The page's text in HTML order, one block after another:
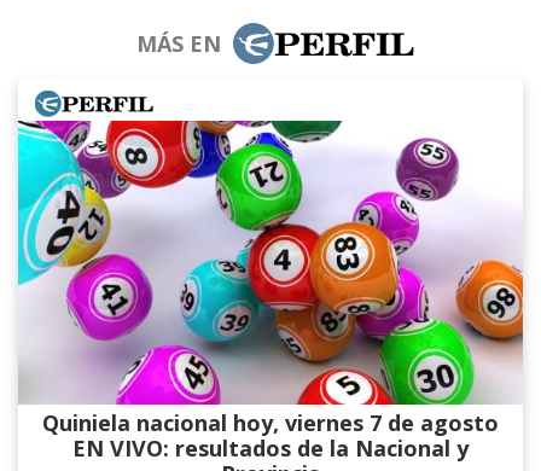
MÁS EN
Quiniela nacional hoy, viernes 7 de agosto
EN VIVO: resultados de la Nacional y